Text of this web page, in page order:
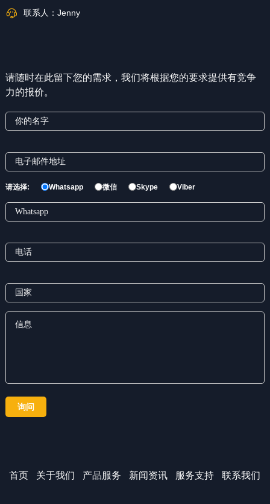
联系人： Jenny
请随时在此留下您的需求，我们将根据您的要求提供有竞争
力的报价。
请选择: Whatsapp 微信 Skype Viber
首页 关于我们 产品服务 新闻资讯 服务支持 联系我们